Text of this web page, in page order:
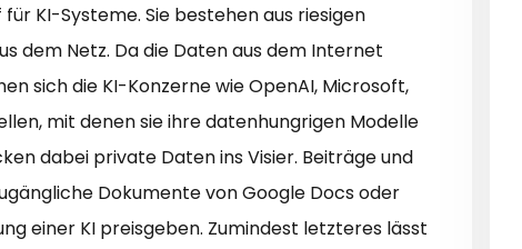
KI-Systeme. Sie bestehen aus riesigen
dem Netz. Da die Daten aus dem Internet
sich die KI-Konzerne wie OpenAI, Microsoft,
mit denen sie ihre datenhungrigen Modelle
dabei private Daten ins Visier. Beiträge und
Dokumente von Google Docs oder
einer KI preisgeben. Zumindest letzteres lässt